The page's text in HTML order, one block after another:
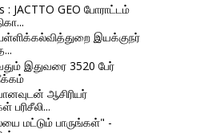
: JACTTO GEO போராட்டம்
இயக்குநர்
இதுவரை 3520 பேர்
ஆசிரியர்
மட்டும் பாருங்கள்" -